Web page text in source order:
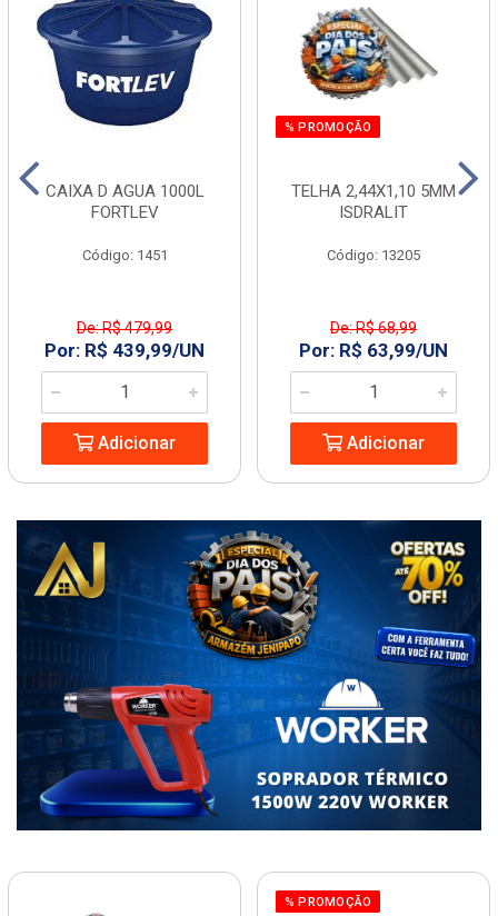
CAIXA D AGUA 1000L
FORTLEV
Código: 1451
De: R$ 479,99
Por: R$ 439,99/UN
Adicionar
% PROMOÇÃO
TELHA 2,44X1,10 5MM
ISDRALIT
Código: 13205
De: R$ 68,99
Por: R$ 63,99/UN
Adicionar
% PROMOÇÃO